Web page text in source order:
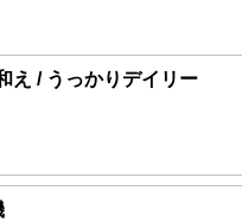
え / うっかりデイリー